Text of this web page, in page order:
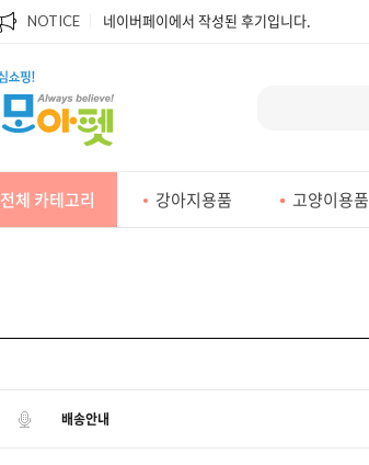
NOTICE
네이버페이에서 작성된 후기입니다.
네이버페이에서 작성된 후기입니다.
네이버페이에서 작성된 후기입니다.
네이버페이에서 작성된 후기입니다.
네이버페이에서 작성된 후기입니다.
전체 카테고리 강아지용품 고양이용품
배송안내